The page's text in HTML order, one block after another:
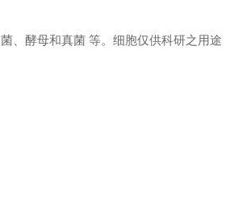
、酵母和真菌 等。细胞仅供科研之用途